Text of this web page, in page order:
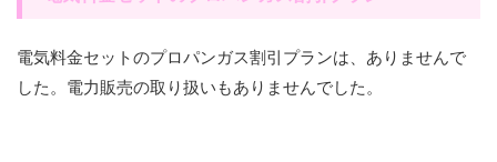
電気料金セットのプロパンガス割引プランは、ありませんで
した。電力販売の取り扱いもありませんでした。